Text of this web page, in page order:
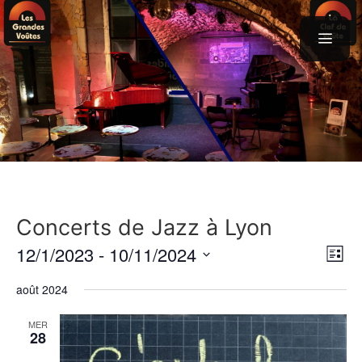
Aller
au
contenu
menu
Concerts de Jazz à Lyon
N
i
N
v
i
g
L
s
t
e
12/1/2023 - 10/11/2024
é
août 2024
MER
28